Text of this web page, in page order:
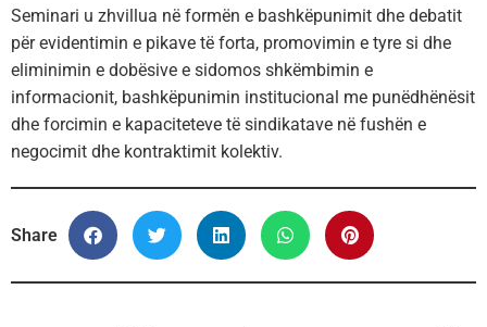
Seminari u zhvillua në formën e bashkëpunimit dhe debatit
për evidentimin e pikave të forta, promovimin e tyre si dhe
eliminimin e dobësive e sidomos shkëmbimin e
informacionit, bashkëpunimin institucional me punëdhënësit
dhe forcimin e kapaciteteve të sindikatave në fushën e
negocimit dhe kontraktimit kolektiv.
Share